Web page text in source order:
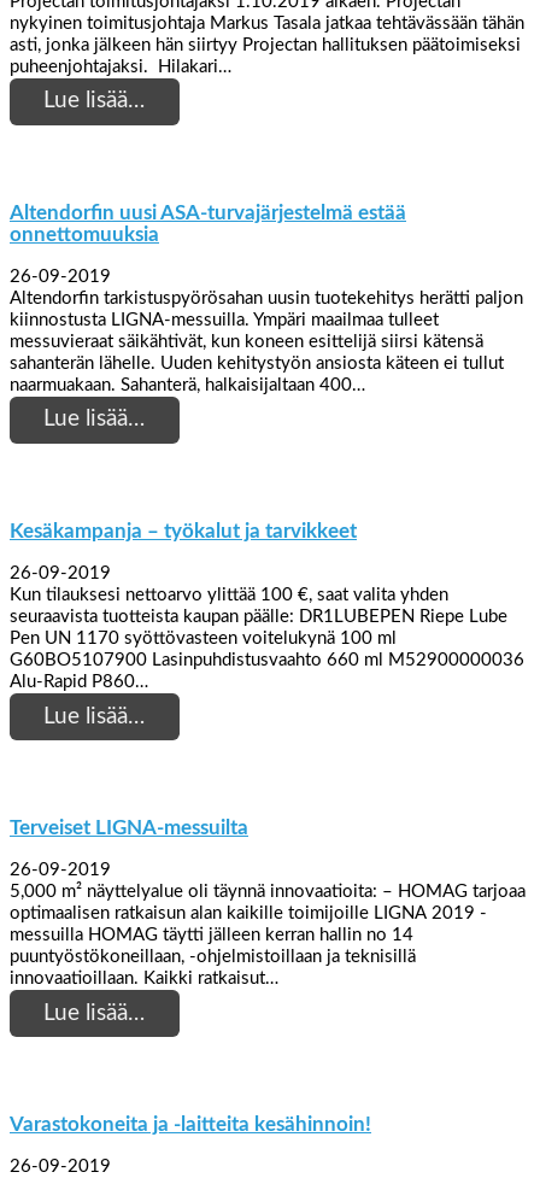
nykyinen toimitusjohtaja Markus Tasala jatkaa tehtävässään tähän
asti, jonka jälkeen hän siirtyy Projectan hallituksen päätoimiseksi
puheenjohtajaksi. Hilakari…
Lue lisää…
Altendorfin uusi ASA-turvajärjestelmä estää
onnettomuuksia
26-09-2019
Altendorfin tarkistuspyörösahan uusin tuotekehitys herätti paljon
kiinnostusta LIGNA-messuilla. Ympäri maailmaa tulleet
messuvieraat säikähtivät, kun koneen esittelijä siirsi kätensä
sahanterän lähelle. Uuden kehitystyön ansiosta käteen ei tullut
naarmuakaan. Sahanterä, halkaisijaltaan 400…
Lue lisää…
Kesäkampanja – työkalut ja tarvikkeet
26-09-2019
Kun tilauksesi nettoarvo ylittää 100 €, saat valita yhden
seuraavista tuotteista kaupan päälle: DR1LUBEPEN Riepe Lube
Pen UN 1170 syöttövasteen voitelukynä 100 ml
G60BO5107900 Lasinpuhdistusvaahto 660 ml M52900000036
Alu-Rapid P860…
Lue lisää…
Terveiset LIGNA-messuilta
26-09-2019
5,000 m² näyttelyalue oli täynnä innovaatioita: – HOMAG tarjoaa
optimaalisen ratkaisun alan kaikille toimijoille LIGNA 2019 -
messuilla HOMAG täytti jälleen kerran hallin no 14
puuntyöstökoneillaan, -ohjelmistoillaan ja teknisillä
innovaatioillaan. Kaikki ratkaisut…
Lue lisää…
Varastokoneita ja -laitteita kesähinnoin!
26-09-2019